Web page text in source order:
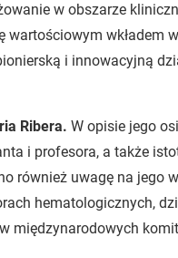
w obszarze
wkładem
i innowacyjną
Ribera. W opisie jego
i profesora, a także
również uwagę na jego
hematologicznych,
międzynarodowych